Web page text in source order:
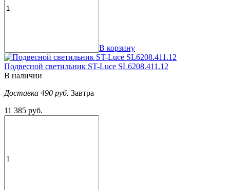
В корзину
Подвесной светильник ST-Luce SL6208.411.12
В наличии
Доставка 490 руб. Завтра
11 385 руб.